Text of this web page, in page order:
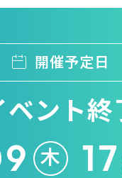
開催予定日
ベント終
木